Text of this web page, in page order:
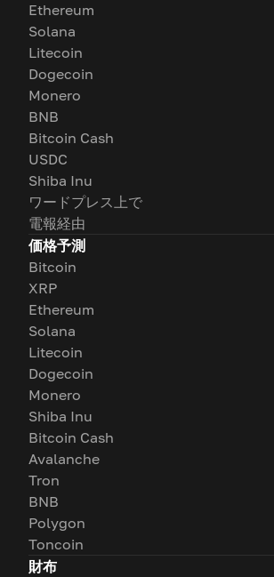
Ethereum
Solana
Litecoin
Dogecoin
Monero
BNB
Bitcoin Cash
USDC
Shiba Inu
ワードプレス上で
電報経由
価格予測
Bitcoin
XRP
Ethereum
Solana
Litecoin
Dogecoin
Monero
Shiba Inu
Bitcoin Cash
Avalanche
Tron
BNB
Polygon
Toncoin
財布